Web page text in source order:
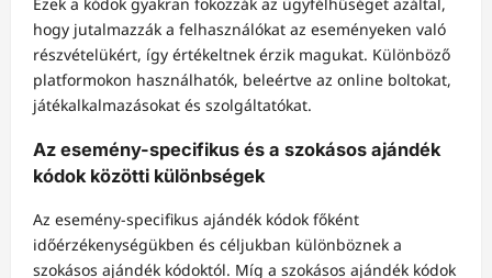
hogy jutalmazzák a felhasználókat az eseményeken való
részvételükért, így értékeltnek érzik magukat. Különböző
platformokon használhatók, beleértve az online boltokat,
játékalkalmazásokat és szolgáltatókat.
Az esemény-specifikus és a szokásos ajándék
kódok közötti különbségek
Az esemény-specifikus ajándék kódok főként
időérzékenységükben és céljukban különböznek a
szokásos ajándék kódoktól. Míg a szokásos ajándék kódok